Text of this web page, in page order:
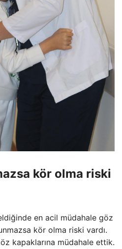
kör olma riski
en acil müdahale göz
kör olma riski vardı.
kapaklarına müdahale ettik.